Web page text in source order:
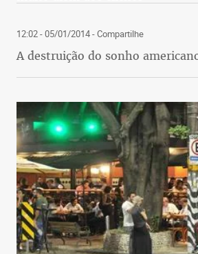
12:02 - 05/01/2014- Compartilhe
A destruição do sonho